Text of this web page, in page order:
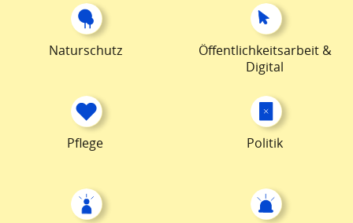
Naturschutz
Öffentlichkeitsarbeit &
Digital
Pflege Politik